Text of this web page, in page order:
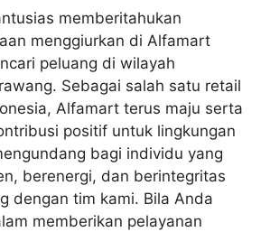
memberitahukan
menggiurkan di Alfamart
peluang di wilayah
Sebagai salah satu retail
Alfamart terus maju serta
positif untuk lingkungan
bagi individu yang
berenergi, dan berintegritas
dengan tim kami. Bila Anda
memberikan pelayanan